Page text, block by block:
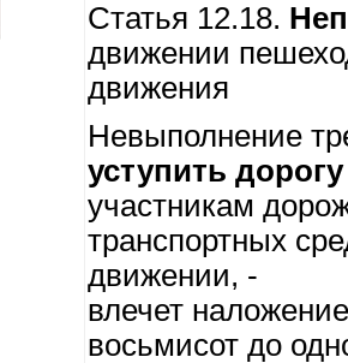
Статья 12.18.
движении
движения
Невыполнение
уступить дорогу
участникам
транспортных
движении, -
влечет
восьмисот до